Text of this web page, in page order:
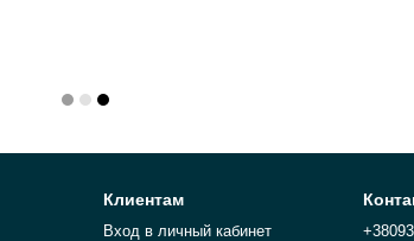
Клиентам
Вход в личный кабинет